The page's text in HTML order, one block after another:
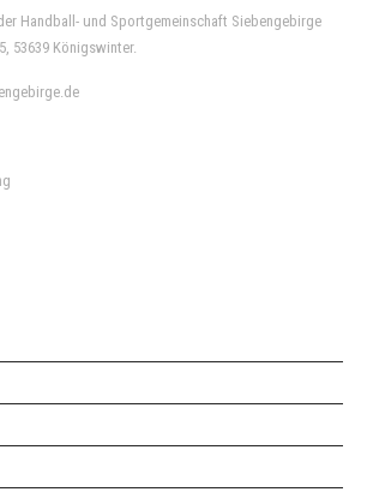
Handball- und Sportgemeinschaft Siebengebirge
53639 Königswinter.